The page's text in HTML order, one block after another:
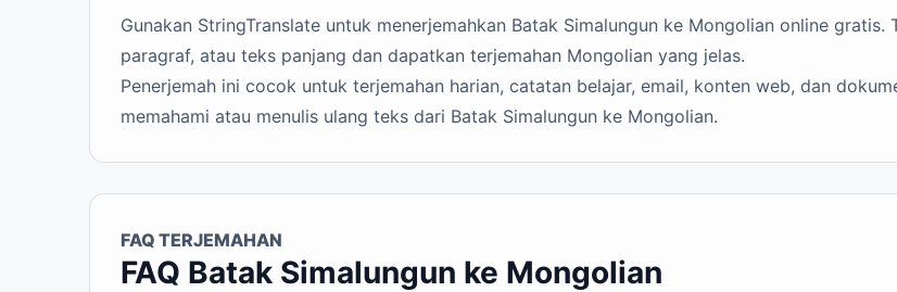
Gunakan StringTranslate untuk menerjemahkan Batak Simalungun ke Mongolian online gratis.
paragraf, atau teks panjang dan dapatkan terjemahan Mongolian yang jelas.
Penerjemah ini cocok untuk terjemahan harian, catatan belajar, email, konten web, dan
memahami atau menulis ulang teks dari Batak Simalungun ke Mongolian.
FAQ TERJEMAHAN
FAQ Batak Simalungun ke Mongolian